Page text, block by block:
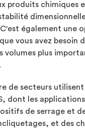
produits chimiques
également une
vous avez besoin
volumes plus
de secteurs utilisent
dont les
de serrage et
et des